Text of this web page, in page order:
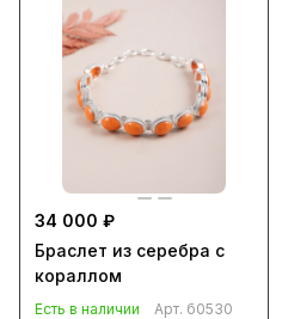
34 000 ₽
Браслет из серебра с
кораллом
Есть в наличии Арт. б0530